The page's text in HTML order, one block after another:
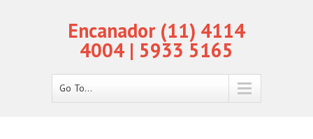
Encanador (11) 4114
4004 | 5933 5165
Go To...